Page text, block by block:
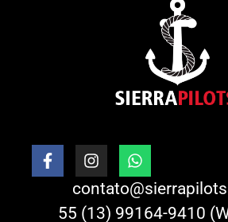
55 (13) 99164-9410